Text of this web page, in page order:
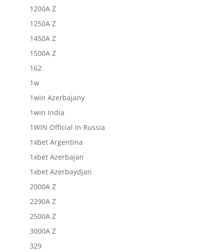
1200A Z
1250A Z
1450A Z
1500A Z
162
1w
1win Azerbajany
1win India
1WIN Official In Russia
1xbet Argentina
1xbet Azerbajan
1xbet Azerbaydjan
2000A Z
2290A Z
2500A Z
3000A Z
329